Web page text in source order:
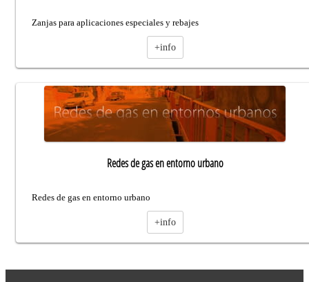
Zanjas para aplicaciones especiales y rebajes
+info
Redes de gas en entorno urbano
Redes de gas en entorno urbano
+info